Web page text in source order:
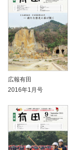
広報有田
2016年1月号